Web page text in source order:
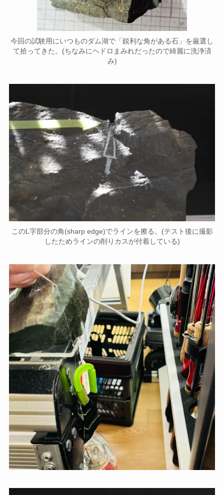
今回の試験用にいつものダム湖で「鋭利な角がある石」を厳選し
て拾ってきた。(ちなみにヘドロまみれだったので綺麗に洗浄済
み)
このL字部分の角(sharp edge)でラインを擦る。(テスト後に撮影
したためラインの削りカスが付着している)